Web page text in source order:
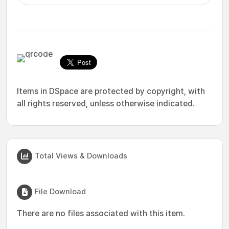
Items in DSpace are protected by copyright, with
all rights reserved, unless otherwise indicated.
Total Views & Downloads
File Download
There are no files associated with this item.